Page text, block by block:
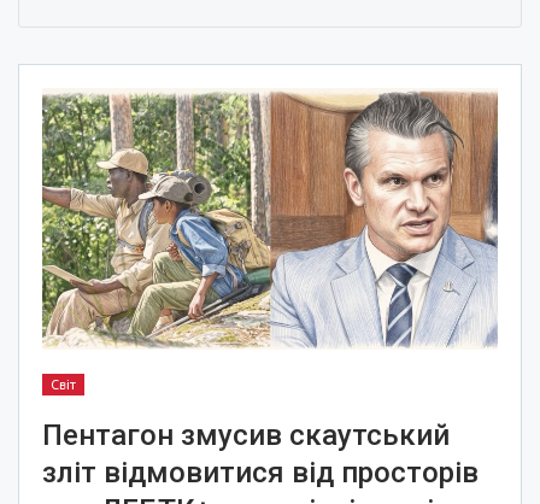
Світ
Пентагон змусив скаутський
зліт відмовитися від просторів